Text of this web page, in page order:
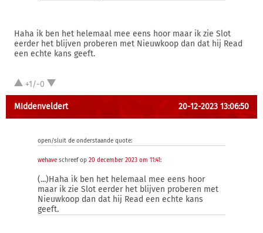
Haha ik ben het helemaal mee eens hoor maar ik zie Slot
eerder het blijven proberen met Nieuwkoop dan dat hij Read
een echte kans geeft.
+1/-0
MIddenveldert 20-12-2023 13:06:50
open/sluit de onderstaande quote:
wehave schreef op 20 december 2023 om 11:41:
(...)Haha ik ben het helemaal mee eens hoor
maar ik zie Slot eerder het blijven proberen met
Nieuwkoop dan dat hij Read een echte kans
geeft.